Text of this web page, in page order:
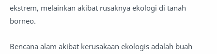
ekstrem, melainkan akibat rusaknya ekologi di tanah
borneo.
Bencana alam akibat kerusakaan ekologis adalah buah